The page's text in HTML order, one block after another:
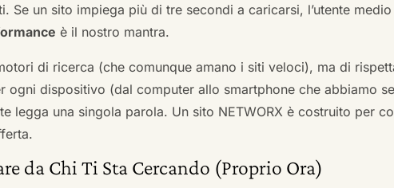
Se un sito impiega più di tre secondi a caricarsi, l’utente
è il nostro mantra.
di ricerca (che comunque amano i siti veloci), ma di
dispositivo (dal computer allo smartphone che abbiamo
legga una singola parola. Un sito NETWORX è costruito per
da Chi Ti Sta Cercando (Proprio Ora)